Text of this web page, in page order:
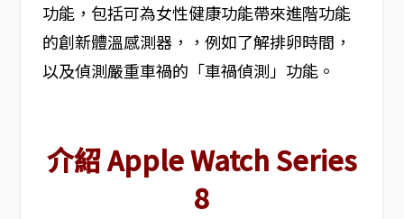
功能，包括可為女性健康功能帶來進階功能
的創新體溫感測器，，例如了解排卵時間，
以及偵測嚴重車禍的「車禍偵測」功能。
介紹 Apple Watch Series
8